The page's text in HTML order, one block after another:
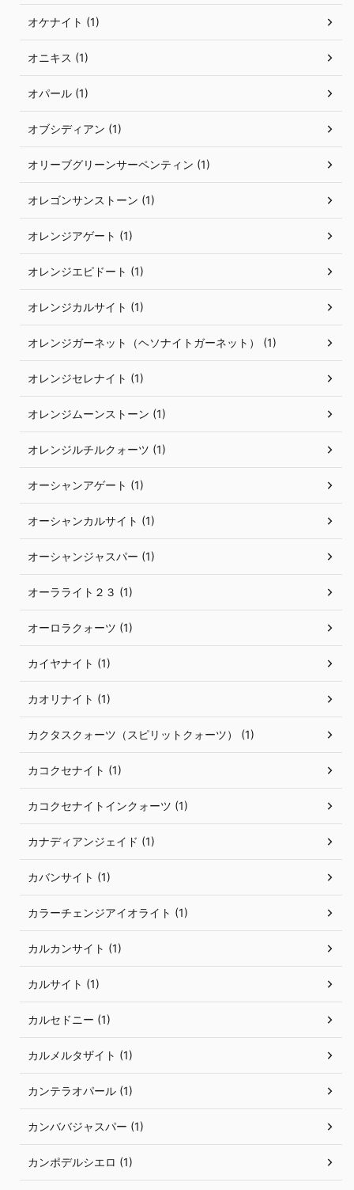
オケナイト (1)
オニキス (1)
オパール (1)
オブシディアン (1)
オリーブグリーンサーペンティン (1)
オレゴンサンストーン (1)
オレンジアゲート (1)
オレンジエピドート (1)
オレンジカルサイト (1)
オレンジガーネット（ヘソナイトガーネット） (1)
オレンジセレナイト (1)
オレンジムーンストーン (1)
オレンジルチルクォーツ (1)
オーシャンアゲート (1)
オーシャンカルサイト (1)
オーシャンジャスパー (1)
オーラライト２３ (1)
オーロラクォーツ (1)
カイヤナイト (1)
カオリナイト (1)
カクタスクォーツ（スピリットクォーツ） (1)
カコクセナイト (1)
カコクセナイトインクォーツ (1)
カナディアンジェイド (1)
カバンサイト (1)
カラーチェンジアイオライト (1)
カルカンサイト (1)
カルサイト (1)
カルセドニー (1)
カルメルタザイト (1)
カンテラオパール (1)
カンババジャスパー (1)
カンポデルシエロ (1)